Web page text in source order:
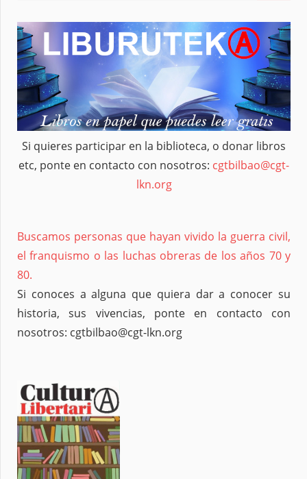
Si quieres participar en la biblioteca, o donar libros
etc, ponte en contacto con nosotros: cgtbilbao@cgt-
lkn.org
Buscamos personas que hayan vivido la guerra civil,
el franquismo o las luchas obreras de los años 70 y
80.
Si conoces a alguna que quiera dar a conocer su
historia, sus vivencias, ponte en contacto con
nosotros: cgtbilbao@cgt-lkn.org